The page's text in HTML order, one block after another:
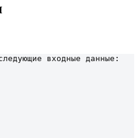
входные данные: